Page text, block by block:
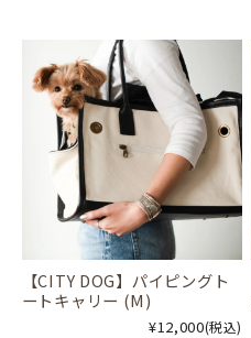
【CITY DOG】パイピングト
ートキャリー (M)
¥12,000(税込)